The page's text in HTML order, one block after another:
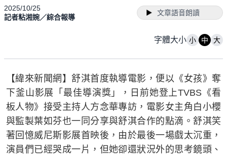
2025/10/25
記者粘湘婉／綜合報導
文章語音朗讀
字體大小 小 中 大
【緯來新聞網】舒淇首度執導電影，便以《女孩》奪
下釜山影展「最佳導演獎」，日前她登上TVBS《看
板人物》接受主持人方念華專訪，電影女主角白小櫻
與監製葉如芬也一同分享與舒淇合作的點滴。舒淇笑
著回憶威尼斯影展首映後，由於最後一場戲太沉重，
演員們已經哭成一片，但她卻還狀況外的思考鏡頭、